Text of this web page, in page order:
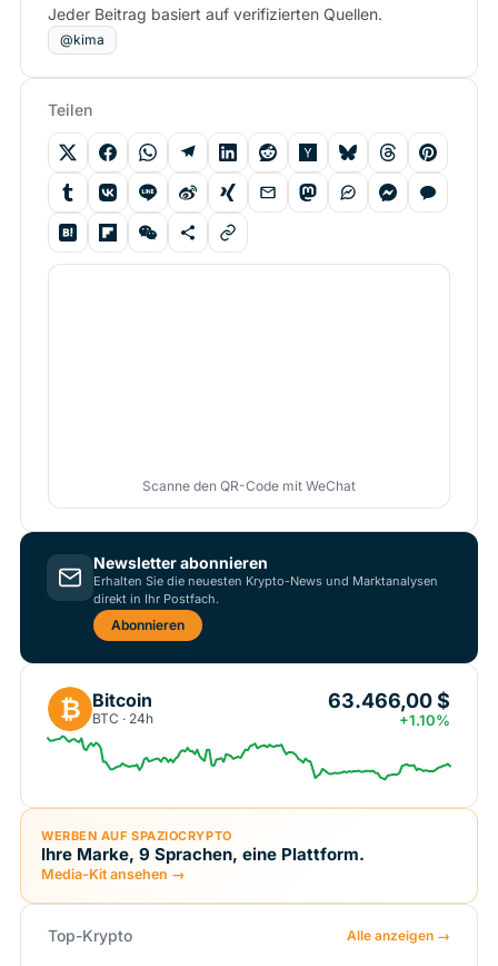
Jeder Beitrag basiert auf verifizierten Quellen.
@kima
Teilen
Scanne den QR-Code mit WeChat
Newsletter abonnieren
Erhalten Sie die neuesten Krypto-News und Marktanalysen
direkt in Ihr Postfach.
Abonnieren
₿ Bitcoin
BTC · 24h
63.466,00 $
+1.10%
WERBEN AUF SPAZIOCRYPTO
Ihre Marke, 9 Sprachen, eine Plattform.
Media-Kit ansehen →
Top-Krypto Alle anzeigen →